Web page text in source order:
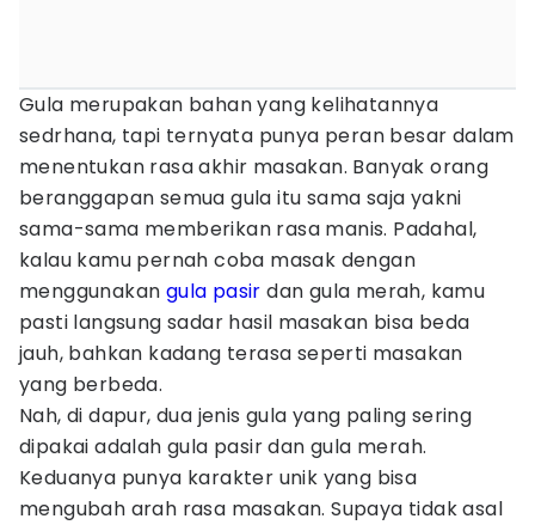
Gula merupakan bahan yang kelihatannya
sedrhana, tapi ternyata punya peran besar dalam
menentukan rasa akhir masakan. Banyak orang
beranggapan semua gula itu sama saja yakni
sama-sama memberikan rasa manis. Padahal,
kalau kamu pernah coba masak dengan
menggunakan gula pasir dan gula merah, kamu
pasti langsung sadar hasil masakan bisa beda
jauh, bahkan kadang terasa seperti masakan
yang berbeda.
Nah, di dapur, dua jenis gula yang paling sering
dipakai adalah gula pasir dan gula merah.
Keduanya punya karakter unik yang bisa
mengubah arah rasa masakan. Supaya tidak asal